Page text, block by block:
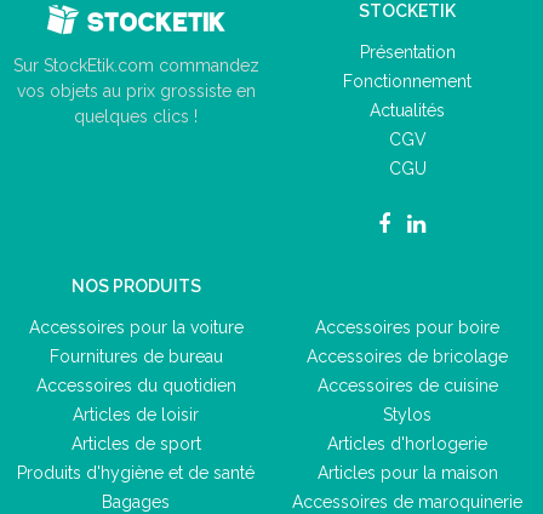
Sur StockEtik.com commandez
vos objets au prix grossiste en
quelques clics !
STOCKETIK
Présentation
Fonctionnement
Actualités
CGV
CGU
NOS PRODUITS
Accessoires pour la voiture
Fournitures de bureau
Accessoires du quotidien
Articles de loisir
Articles de sport
Produits d'hygiène et de santé
Bagages
Accessoires pour boire
Accessoires de bricolage
Accessoires de cuisine
Stylos
Articles d'horlogerie
Articles pour la maison
Accessoires de maroquinerie